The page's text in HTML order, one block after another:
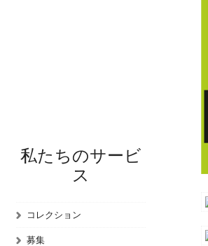
私たちのサービ
ス
コレクション
募集